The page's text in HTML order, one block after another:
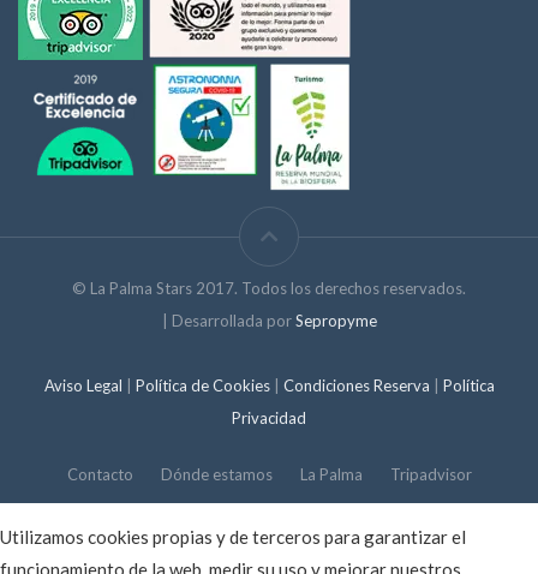
© La Palma Stars 2017. Todos los derechos reservados.
| Desarrollada porSepropyme
Aviso Legal Política de Cookies| Condiciones Reserva
Política
Privacidad
Contacto Dónde estamos La Palma Tripadvisor
Utilizamos cookies propias y de terceros para garantizar el
funcionamiento de la web, medir su uso y mejorar nuestros